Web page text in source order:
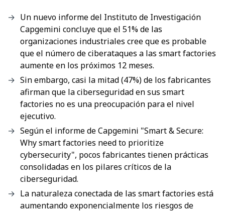
Un nuevo informe del Instituto de Investigación
Capgemini concluye que el 51% de las
organizaciones industriales cree que es probable
que el número de ciberataques a las smart factories
aumente en los próximos 12 meses.
Sin embargo, casi la mitad (47%) de los fabricantes
afirman que la ciberseguridad en sus smart
factories no es una preocupación para el nivel
ejecutivo.
Según el informe de Capgemini "Smart & Secure:
Why smart factories need to prioritize
cybersecurity", pocos fabricantes tienen prácticas
consolidadas en los pilares críticos de la
ciberseguridad.
La naturaleza conectada de las smart factories está
aumentando exponencialmente los riesgos de